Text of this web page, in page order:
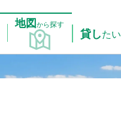
地図 から探す
貸したい